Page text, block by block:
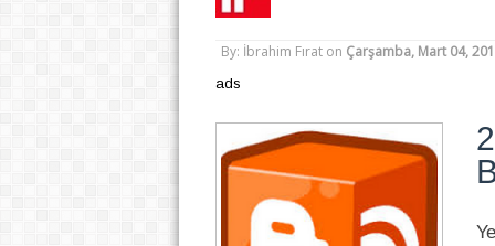
By: İbrahim Fırat on Çarşamba, Mart 04,
ads